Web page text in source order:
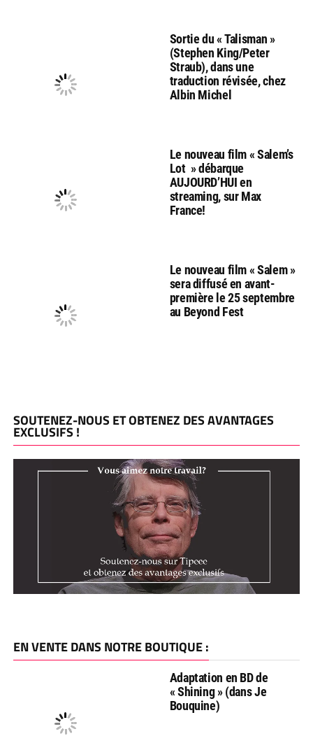
Sortie du « Talisman »
(Stephen King/Peter
Straub), dans une
traduction révisée, chez
Albin Michel
Le nouveau film « Salem’s
Lot » débarque
AUJOURD’HUI en
streaming, sur Max
France!
Le nouveau film « Salem »
sera diffusé en avant-
première le 25 septembre
au Beyond Fest
SOUTENEZ-NOUS ET OBTENEZ DES AVANTAGES
EXCLUSIFS !
EN VENTE DANS NOTRE BOUTIQUE :
Adaptation en BD de
« Shining » (dans Je
Bouquine)